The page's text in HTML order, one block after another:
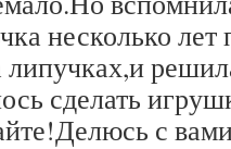
несколько лет
сделать
с